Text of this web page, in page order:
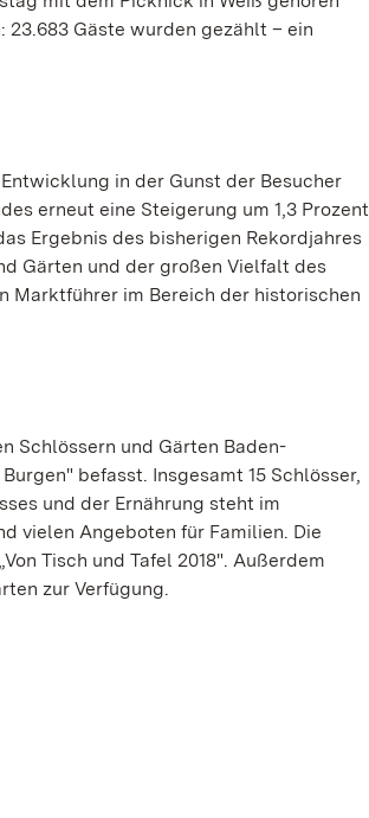
23.683 Gäste wurden gezählt – ein
in der Gunst der Besucher
erneut eine Steigerung um 1,3 Prozent
Ergebnis des bisherigen Rekordjahres
Gärten und der großen Vielfalt des
Marktführer im Bereich der historischen
Schlössern und Gärten Baden-
befasst. Insgesamt 15 Schlösser,
und der Ernährung steht im
vielen Angeboten für Familien. Die
Tisch und Tafel 2018". Außerdem
zur Verfügung.